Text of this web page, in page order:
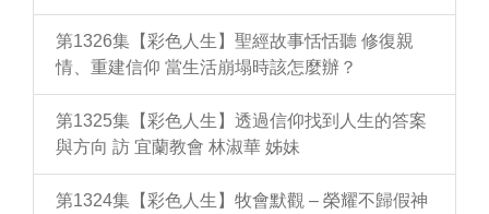
第1326集【彩色人生】聖經故事恬恬聽 修復親
情、重建信仰 當生活崩塌時該怎麼辦？
第1325集【彩色人生】透過信仰找到人生的答案
與方向 訪 宜蘭教會 林淑華 姊妹
第1324集【彩色人生】牧會默觀 – 榮耀不歸假神